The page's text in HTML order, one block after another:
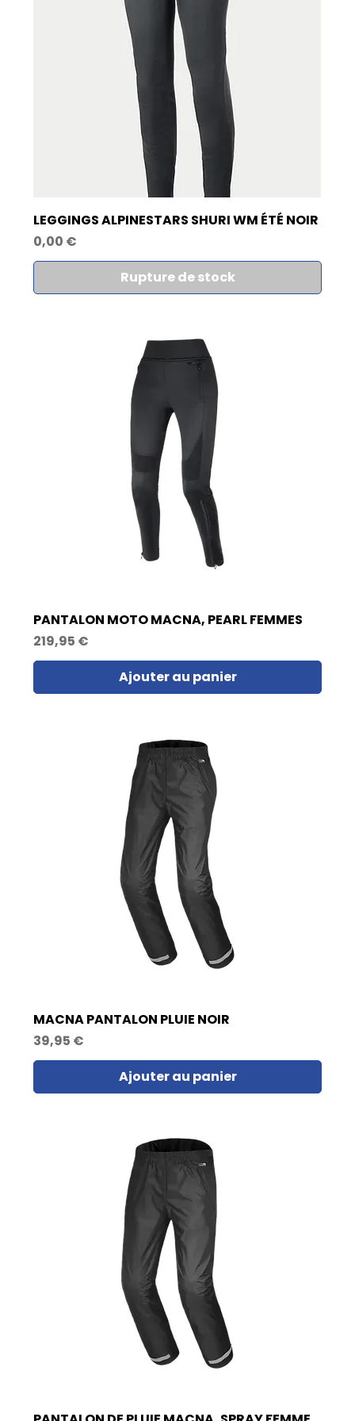
LEGGINGS ALPINESTARS SHURI WM ÉTÉ NOIR
Prix
0,00 €
Rupture de stock
PANTALON MOTO MACNA, PEARL FEMMES
Prix
219,95 €
Ajouter au panier
MACNA PANTALON PLUIE NOIR
Prix
39,95 €
Ajouter au panier